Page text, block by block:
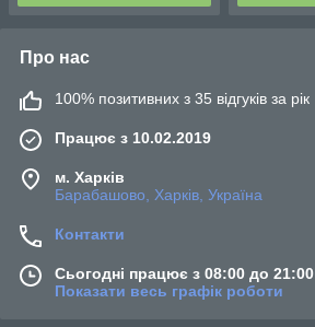
Про нас
100% позитивних з 35 відгуків за рік
Працює з 10.02.2019
м. Харків
Барабашово, Харків, Україна
Контакти
Сьогодні працює з 08:00 до 21:00
Показати весь графік роботи